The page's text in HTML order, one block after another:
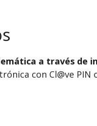
a través de
con Cl@ve PIN